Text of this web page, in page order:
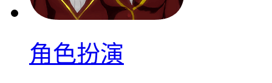
角色扮演